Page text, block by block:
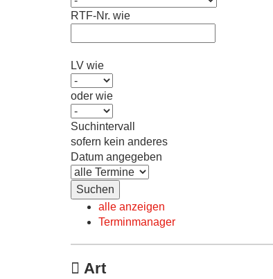
RTF-Nr. wie
LV wie
oder wie
Suchintervall
sofern kein anderes
Datum angegeben
alle anzeigen
Terminmanager
Art